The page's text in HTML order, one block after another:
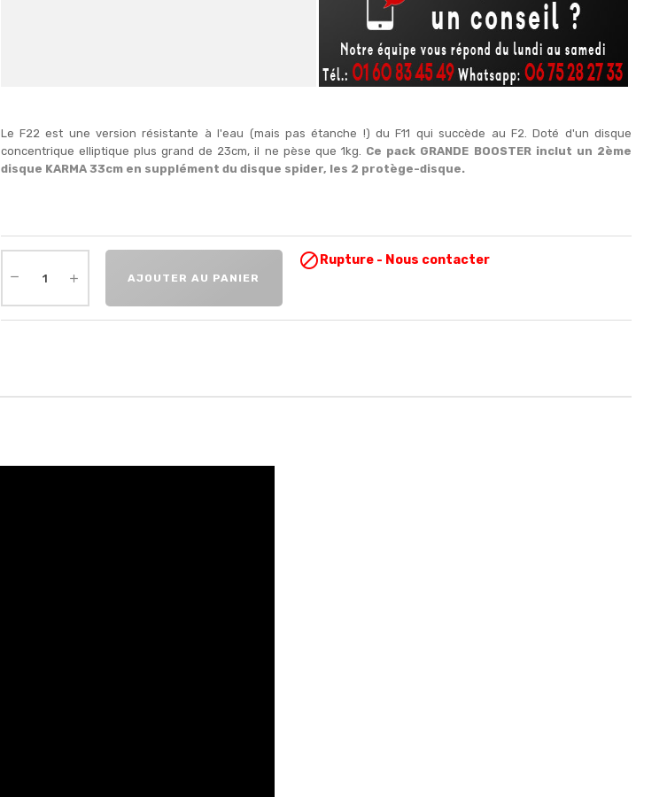
Le F22 est une version résistante à l'eau (mais pas étanche !) du F11 qui succède au F2. Doté d'un disque
concentrique elliptique plus grand de 23cm, il ne pèse que 1kg. Ce pack GRANDE BOOSTER inclut un 2ème
disque KARMA 33cm en supplément du disque spider, les 2 protège-disque.
AJOUTER AU PANIER
 Rupture - Nous contacter